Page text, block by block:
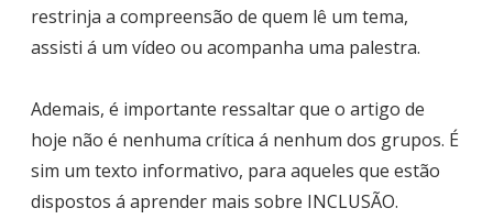
restrinja a compreensão de quem lê um tema,
assisti á um vídeo ou acompanha uma palestra.
Ademais, é importante ressaltar que o artigo de
hoje não é nenhuma crítica á nenhum dos grupos. É
sim um texto informativo, para aqueles que estão
dispostos á aprender mais sobre INCLUSÃO.